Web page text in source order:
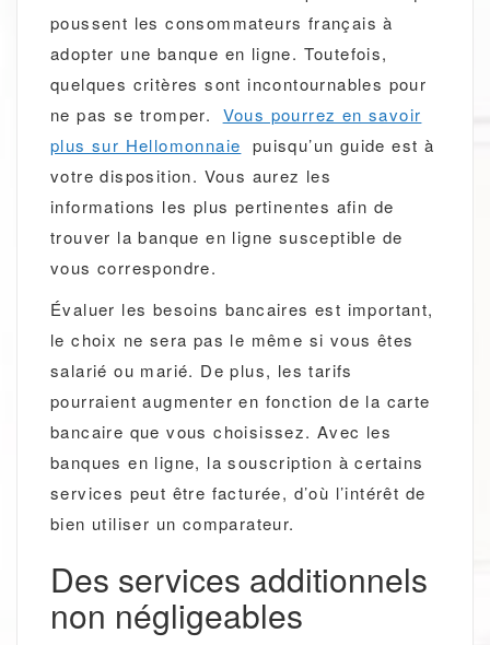
poussent les consommateurs français à
adopter une banque en ligne. Toutefois,
quelques critères sont incontournables pour
ne pas se tromper.
Vous pourrez en savoir
plus sur Hellomonnaie puisqu’un guide est à
votre disposition. Vous aurez les
informations les plus pertinentes afin de
trouver la banque en ligne susceptible de
vous correspondre.
Évaluer les besoins bancaires est important,
le choix ne sera pas le même si vous êtes
salarié ou marié. De plus, les tarifs
pourraient augmenter en fonction de la carte
bancaire que vous choisissez. Avec les
banques en ligne, la souscription à certains
services peut être facturée, d’où l’intérêt de
bien utiliser un comparateur.
Des services additionnels
non négligeables